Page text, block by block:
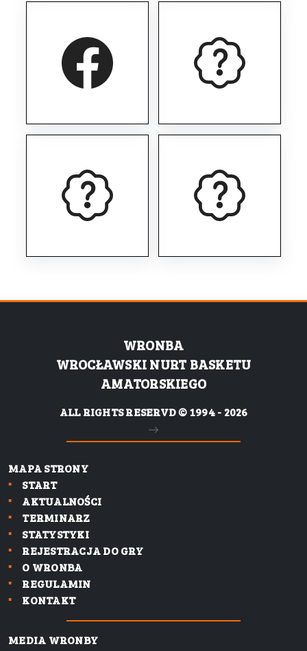
WRONBA
WROCŁAWSKI NURT BASKETU
AMATORSKIEGO
ALL RIGHTS RESERVD © 1994 - 2026
MAPA STRONY
START
AKTUALNOŚCI
TERMINARZ
STATYSTYKI
REJESTRACJA DO GRY
O WRONBA
REGULAMIN
KONTAKT
MEDIA WRONBY